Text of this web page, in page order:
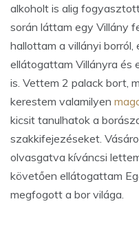
alkoholt is alig
során láttam egy Villány
hallottam a villányi
ellátogattam Villányra és
is. Vettem 2 palack bort,
kerestem valamilyen
kicsit tanulhatok a
szakkifejezéseket.
olvasgatva kíváncsi
követően ellátogattam
megfogott a bor világa.